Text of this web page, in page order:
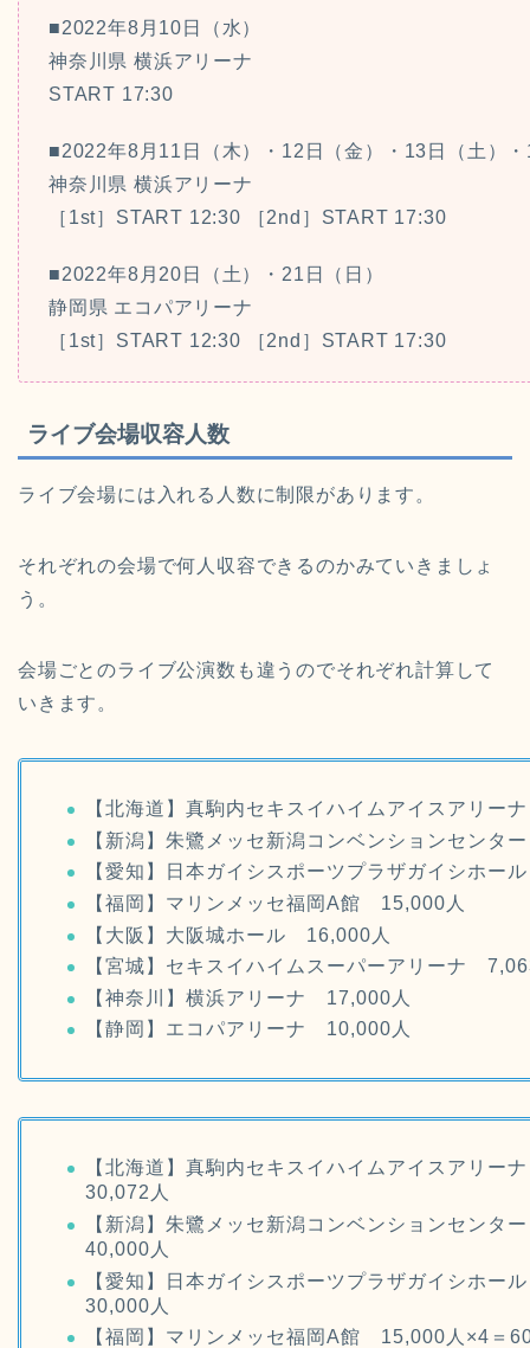
■2022年8月10日（水）
神奈川県 横浜アリーナ
START 17:30
■2022年8月11日（木）・12日（金）・13日（土）
神奈川県 横浜アリーナ
［1st］START 12:30 ［2nd］START 17:30
■2022年8月20日（土）・21日（日）
静岡県 エコパアリーナ
［1st］START 12:30 ［2nd］START 17:30
ライブ会場収容人数
ライブ会場には入れる人数に制限があります。
それぞれの会場で何人収容できるのかみていきましょ
う。
会場ごとのライブ公演数も違うのでそれぞれ計算して
いきます。
【北海道】真駒内セキスイハイムアイスアリー
【新潟】朱鷺メッセ新潟コンベンションセンタ
【愛知】日本ガイシスポーツプラザガイシホー
【福岡】マリンメッセ福岡A館 15,000人
【大阪】大阪城ホール 16,000人
【宮城】セキスイハイムスーパーアリーナ
【神奈川】横浜アリーナ 17,000人
【静岡】エコパアリーナ 10,000人
【北海道】真駒内セキスイハイムアイスアリ
30,072人
【新潟】朱鷺メッセ新潟コンベンションセン
40,000人
【愛知】日本ガイシスポーツプラザガイシホ
30,000人
【福岡】マリンメッセ福岡A館 15,000人×4＝